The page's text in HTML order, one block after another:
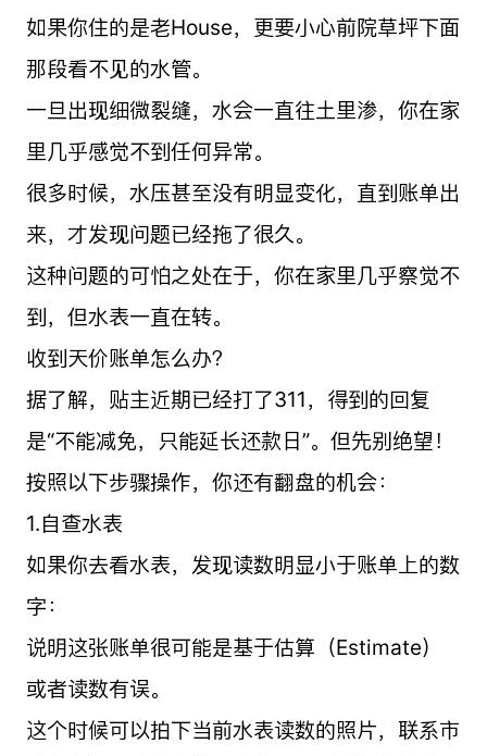
如果你住的是老House，更要小心前院草坪下面
那段看不见的水管。
一旦出现细微裂缝，水会一直往土里渗，你在家
里几乎感觉不到任何异常。
很多时候，水压甚至没有明显变化，直到账单出
来，才发现问题已经拖了很久。
这种问题的可怕之处在于，你在家里几乎察觉不
到，但水表一直在转。
收到天价账单怎么办？
据了解，贴主近期已经打了311，得到的回复
是“不能减免，只能延长还款日”。但先别绝望！
按照以下步骤操作，你还有翻盘的机会：
1.自查水表
如果你去看水表，发现读数明显小于账单上的数
字：
说明这张账单很可能是基于估算（Estimate）
或者读数有误。
这个时候可以拍下当前水表读数的照片，联系市